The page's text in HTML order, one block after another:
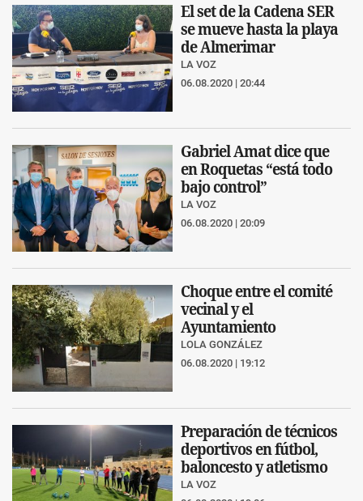
El set de la Cadena SER
se mueve hasta la playa
de Almerimar
LA VOZ
06.08.2020 | 20:44
Gabriel Amat dice que
en Roquetas “está todo
bajo control”
LA VOZ
06.08.2020 | 20:09
Choque entre el comité
vecinal y el
Ayuntamiento
LOLA GONZÁLEZ
06.08.2020 | 19:12
Preparación de técnicos
deportivos en fútbol,
baloncesto y atletismo
LA VOZ